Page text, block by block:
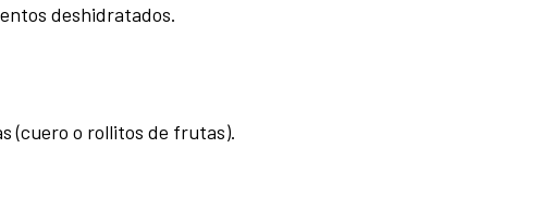
deshidratados.
(cuero o rollitos de frutas).